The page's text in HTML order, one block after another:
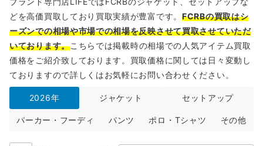
どを高価買取しており買取実績が豊富です。 FCRBの買取はシ
ーズンでの相場や市場での相場を反映させて買取させていただ
いております。こちらでは掲載時の相場での人気アイテム買取
価格をご紹介致しております。買取価格に関しては日々変動し
ておりますので詳しくはお気軽にお問い合わせください。
2026年 ジャケット セットアップ
パーカー・フーディ パンツ ポロ・Tシャツ その他